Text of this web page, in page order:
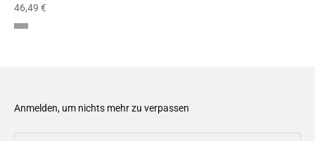
Angebot
46,49 €
Anmelden, um nichts mehr zu verpassen